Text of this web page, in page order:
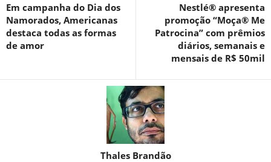
Em campanha do Dia dos
Namorados, Americanas
destaca todas as formas
de amor
Nestlé® apresenta
promoção “Moça® Me
Patrocina” com prêmios
diários, semanais e
mensais de R$ 50mil
Thales Brandão